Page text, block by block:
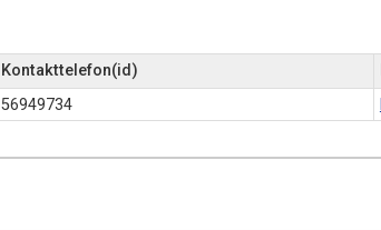
Kontakttelefon(id)
56949734